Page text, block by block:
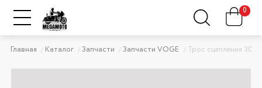
0
Главная Каталог Запчасти Запчасти VOGE Трос сцепления